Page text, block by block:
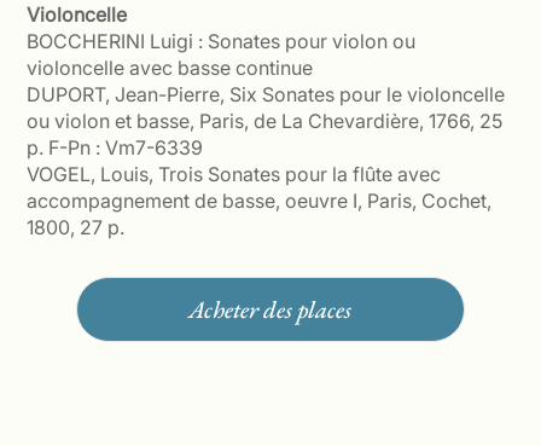
Violoncelle
BOCCHERINI Luigi : Sonates pour violon ou
violoncelle avec basse continue
DUPORT, Jean-Pierre, Six Sonates pour le violoncelle
ou violon et basse, Paris, de La Chevardière, 1766, 25
p. F-Pn : Vm7-6339
VOGEL, Louis, Trois Sonates pour la flûte avec
accompagnement de basse, oeuvre I, Paris, Cochet,
1800, 27 p.
Acheter des places